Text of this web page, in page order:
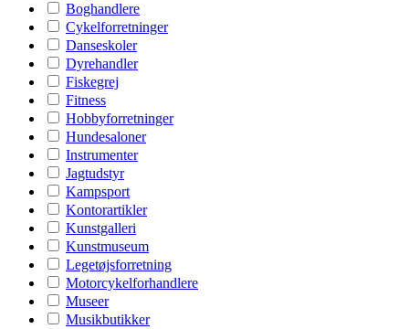
Boghandlere
Cykelforretninger
Danseskoler
Dyrehandler
Fiskegrej
Fitness
Hobbyforretninger
Hundesaloner
Instrumenter
Jagtudstyr
Kampsport
Kontorartikler
Kunstgalleri
Kunstmuseum
Legetøjsforretning
Motorcykelforhandlere
Museer
Musikbutikker